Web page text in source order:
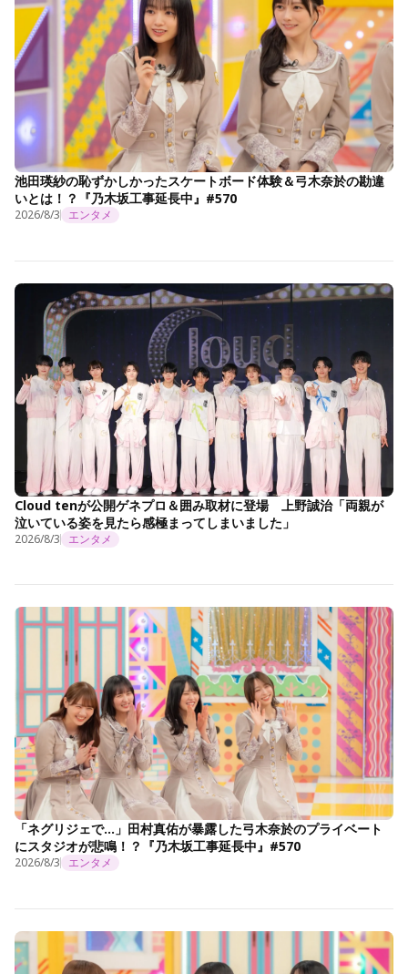
池田瑛紗の恥ずかしかったスケートボード体験＆弓木奈於の勘違
いとは！？『乃木坂工事延長中』#570
2026/8/3 エンタメ
Cloud tenが公開ゲネプロ＆囲み取材に登場 上野誠治「両親が
泣いている姿を見たら感極まってしまいました」
2026/8/3 エンタメ
「ネグリジェで…」田村真佑が暴露した弓木奈於のプライベート
にスタジオが悲鳴！？『乃木坂工事延長中』#570
2026/8/3 エンタメ